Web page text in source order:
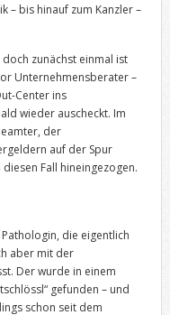
– bis hinauf zum Kanzler –
zunächst einmal ist
Unternehmensberater –
Center ins
wieder auscheckt. Im
der
auf der Spur
Fall hineingezogen.
die eigentlich
aber mit der
Der wurde in einem
gefunden – und
schon seit dem